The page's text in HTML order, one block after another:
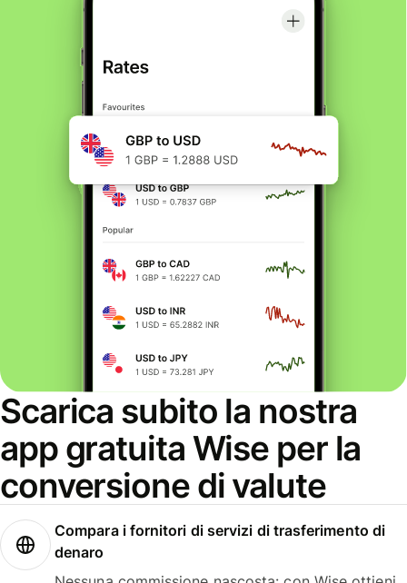
Scarica subito la nostra
app gratuita Wise per la
conversione di valute
Compara i fornitori di servizi di trasferimento di
denaro